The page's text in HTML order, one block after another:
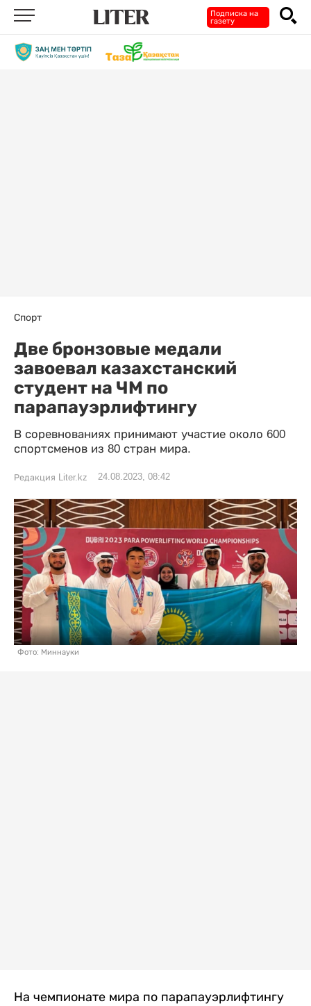
Подписка на
газету
Спорт
Две бронзовые медали
завоевал казахстанский
студент на ЧМ по
парапауэрлифтингу
В соревнованиях принимают участие около 600
спортсменов из 80 стран мира.
Редакция Liter.kz 24.08.2023, 08:42
Фото: Миннауки
На чемпионате мира по парапауэрлифтингу